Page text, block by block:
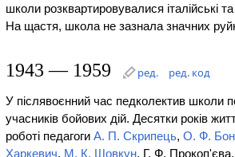
школи розквартировувалися італійські
На щастя, школа не зазнала значних
1943 — 1959 ред. ред. код
У післявоєнний час педколектив школи
учасників бойових дій. Десятки років
роботі педагоги А. П. Скрипець, О. Ф.
Харкевич, М. К. Шовкун, Г. Ф. Прокоп'єва,